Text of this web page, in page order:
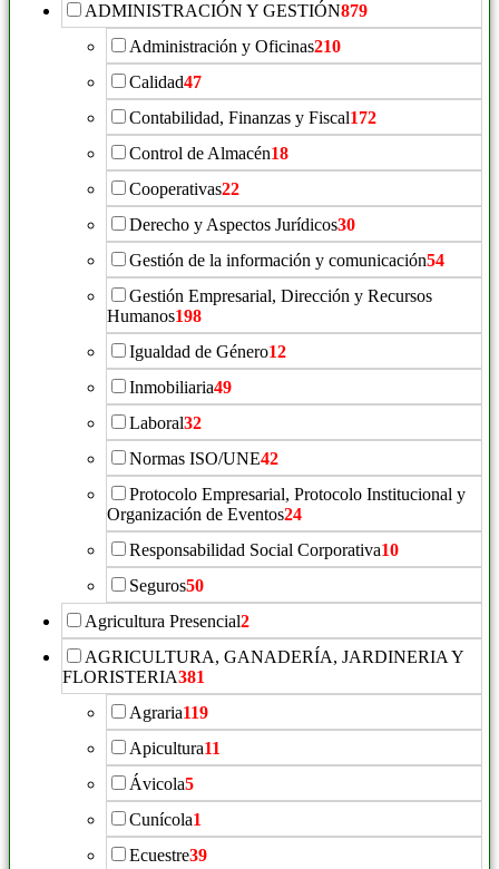
ADMINISTRACIÓN Y GESTIÓN879
Administración y Oficinas210
Calidad47
Contabilidad, Finanzas y Fiscal172
Control de Almacén18
Cooperativas22
Derecho y Aspectos Jurídicos30
Gestión de la información y comunicación54
Gestión Empresarial, Dirección y Recursos
Humanos198
Igualdad de Género12
Inmobiliaria49
Laboral32
Normas ISO/UNE42
Protocolo Empresarial, Protocolo Institucional y
Organización de Eventos24
Responsabilidad Social Corporativa10
Seguros50
Agricultura Presencial2
AGRICULTURA, GANADERÍA, JARDINERIA Y
FLORISTERIA381
Agraria119
Apicultura11
Ávicola5
Cunícola1
Ecuestre39